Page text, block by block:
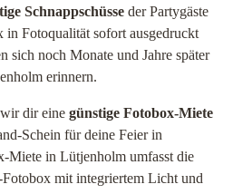
Schnappschüsse der Partygäste
in Fotoqualität sofort ausgedruckt
sich noch Monate und Jahre später
erinnern.
dir eine günstige Fotobox-Miete
Schein für deine Feier in
Miete in Lütjenholm umfasst die
mit integriertem Licht und